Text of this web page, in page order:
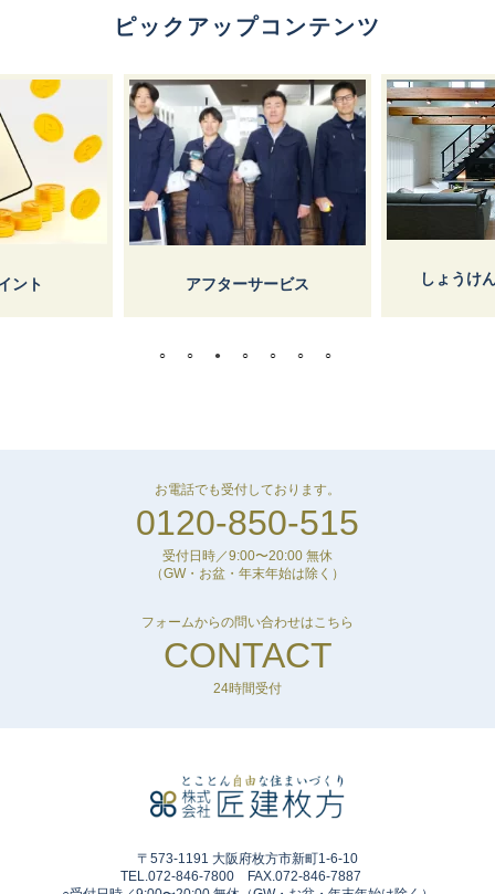
ピックアップコンテンツ
ービス しょうけん枚方マガジン ス
お電話でも受付しております。
0120-850-515
受付日時／9:00〜20:00 無休
（GW・お盆・年末年始は除く）
フォームからの問い合わせはこちら
CONTACT
24時間受付
〒573-1191 大阪府枚方市新町1-6-10
TEL.072-846-7800 FAX.072-846-7887